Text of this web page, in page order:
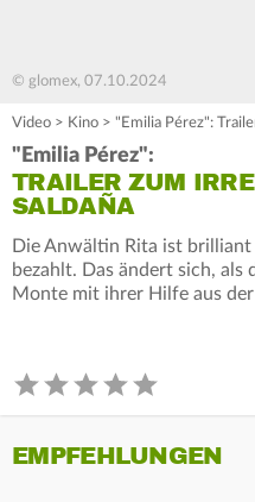
© glomex, 07.10.2024
Video > Kino > "Emilia Pérez":
"Emilia Pérez":
TRAILER ZUM
SALDAÑA
Die Anwältin Rita ist
bezahlt. Das ändert sich, als
Monte mit ihrer Hilfe aus
EMPFEHLUNGEN